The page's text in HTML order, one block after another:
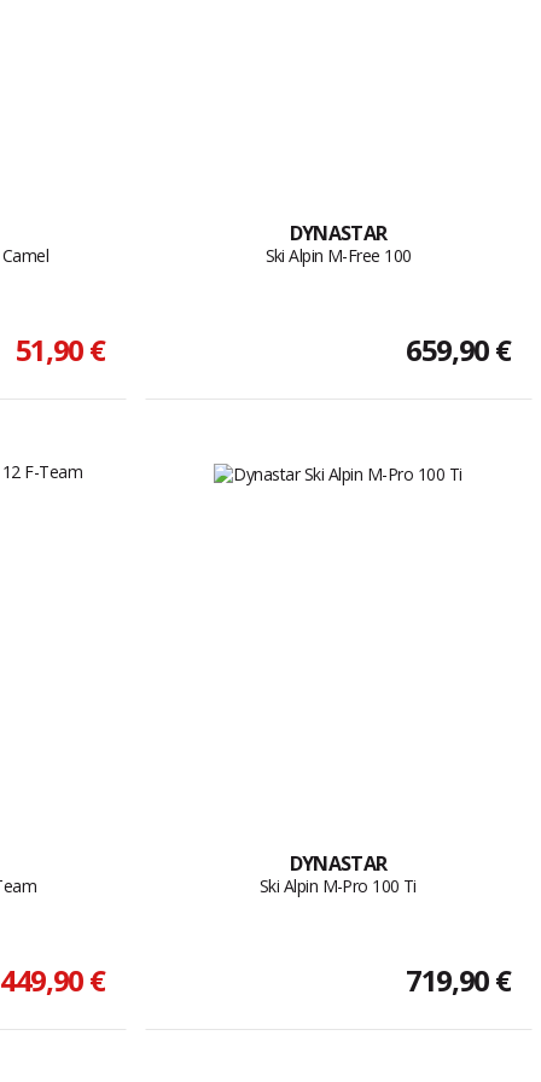
51,90 €
DYNASTAR
Ski Alpin M-Free 100
659,90 €
449,90 €
DYNASTAR
Ski Alpin M-Pro 100 Ti
719,90 €